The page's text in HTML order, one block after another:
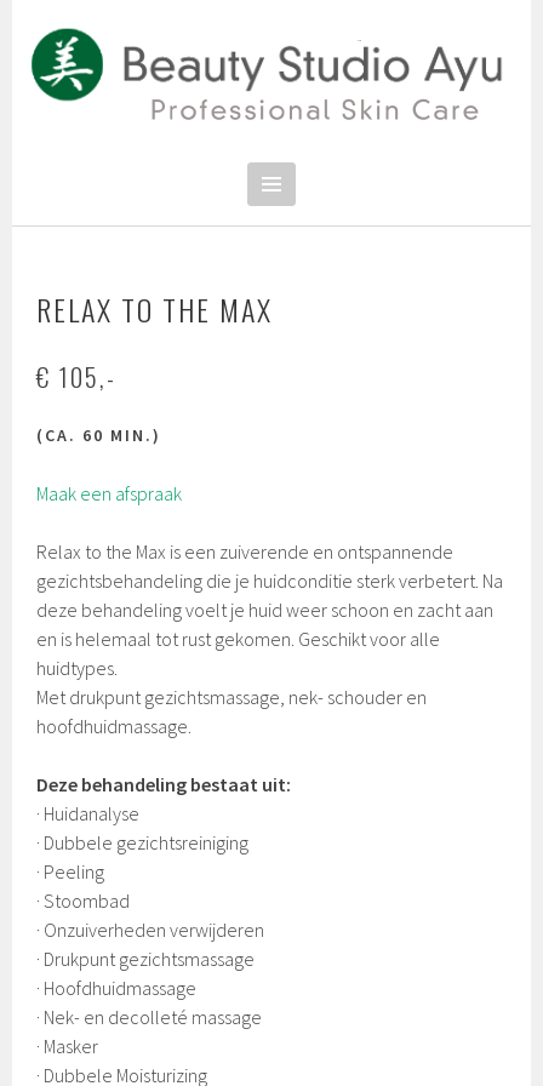
naar
inhoud
SCHOONHEIDSSALON BEAUTY
RELAX TO THE MAX
€ 105,-
(CA. 60 MIN.)
Maak een afspraak
Relax to the Max is een zuiverende en ontspannende
gezichtsbehandeling die je huidconditie sterk verbetert. Na
deze behandeling voelt je huid weer schoon en zacht aan
en is helemaal tot rust gekomen. Geschikt voor alle
huidtypes.
Met drukpunt gezichtsmassage, nek- schouder en
hoofdhuidmassage.
Deze behandeling bestaat uit:
· Huidanalyse
· Dubbele gezichtsreiniging
· Peeling
· Stoombad
· Onzuiverheden verwijderen
· Drukpunt gezichtsmassage
· Hoofdhuidmassage
· Nek- en decolleté massage
· Masker
· Dubbele Moisturizing